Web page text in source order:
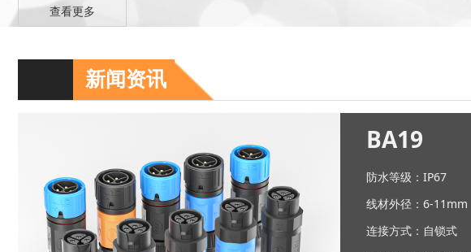
查看更多
新闻资讯
HK24
防水等级：IP67
线材外径：6-12.5mm
连接方式：卡扣式